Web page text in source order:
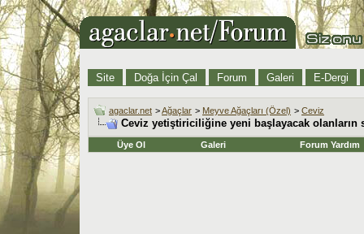
Site Doğa İçin Çal Forum Galeri E-Dergi
agaclar.net >Ağaçlar > Meyve Ağaçları (Özel) > Ceviz
Ceviz yetiştiriciliğine yeni başlayacak olanların
Üye Ol Galeri Forum Yardım